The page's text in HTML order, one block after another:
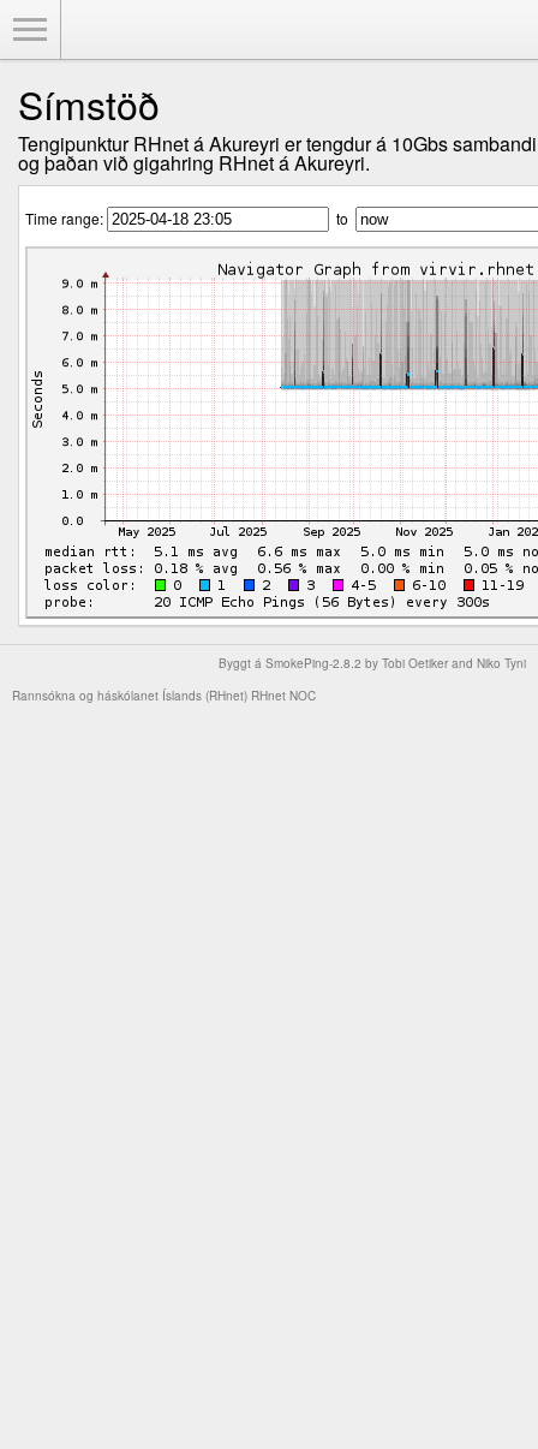
Símstöð
Tengipunktur RHnet á Akureyri er tengdur á 10Gbs
og þaðan við gigahring RHnet á Akureyri.
Time range: to
Byggt á SmokePing-2.8.2 by Tobi Oetiker and Niko Tyni
Rannsókna og háskólanet Íslands (RHnet) RHnet NOC